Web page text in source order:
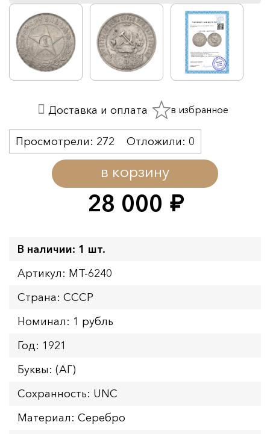
28 000 руб.
в корзину
Просмотрели: 272 Отложили: 0
Доставка и оплата в избранное
В наличии: 1 шт.
Артикул: MT-6240
Страна: СССР
Номинал: 1 рубль
Год: 1921
Буквы: (АГ)
Сохранность: UNC
Материал: Серебро